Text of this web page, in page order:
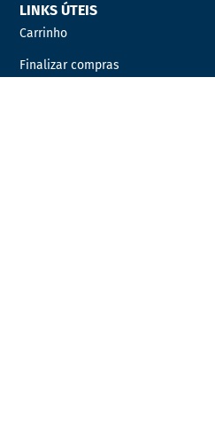
LINKS ÚTEIS
Carrinho
Finalizar compras